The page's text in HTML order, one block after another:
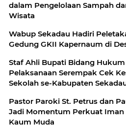
dalam Pengelolaan Sampah
Wisata
Wabup Sekadau Hadiri
Gedung GKII Kapernaum di
Staf Ahli Bupati Bidang
Pelaksanaan Serempak Cek
Sekolah se-Kabupaten
Pastor Paroki St. Petrus dan
Jadi Momentum Perkuat Iman
Kaum Muda